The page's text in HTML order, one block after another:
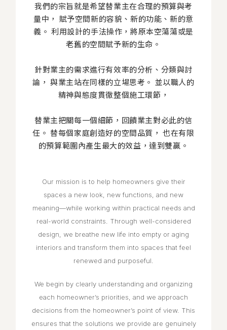
我們的宗旨就是希望替業主在合理的預算與考
量中， 賦予空間新的容貌、新的功能、新的意
義。 利用設計的手法操作，將原本空蕩蕩或是
老舊的空間賦予新的生命。
針對業主的需求進行有效率的分析、分類與討
論，與業主站在同樣的立場思考。 並以職人的
精神與態度貫徹整個施工環節，
替業主把關每一個細節，回饋業主對必此的信
任。 替每個家庭創造好的空間品質，也在有限
的預算範圍內產生最大的效益，達到雙贏。
Our mission is to help homeowners give their
spaces a new look, new functions, and new
meaning—while working within practical needs and
real-world constraints. Through well-considered
design, we breathe new life into empty or aging
interiors and transform them into spaces that feel
renewed and purposeful.
We begin by clearly understanding and organizing
each homeowner’s priorities, and we approach
decisions from the homeowner’s point of view. This
ensures that the solutions we provide are genuinely